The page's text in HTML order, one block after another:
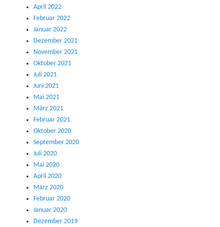
April 2022
Februar 2022
Januar 2022
Dezember 2021
November 2021
Oktober 2021
Juli 2021
Juni 2021
Mai 2021
März 2021
Februar 2021
Oktober 2020
September 2020
Juli 2020
Mai 2020
April 2020
März 2020
Februar 2020
Januar 2020
Dezember 2019